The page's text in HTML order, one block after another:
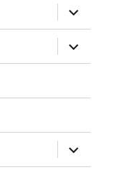
ouvrir
le
sous-
menu
ouvrir
le
sous-
ouvrir
le
sous-